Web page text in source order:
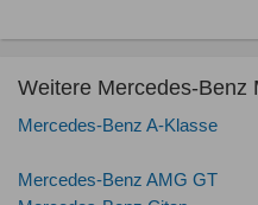
Weitere Mercedes-Benz
Mercedes-Benz A-Klasse
Mercedes-Benz AMG GT